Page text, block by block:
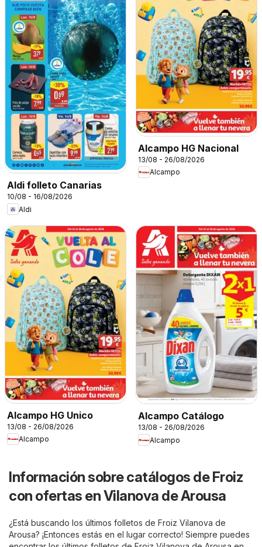
Aldi folleto Canarias
10/08 - 16/08/2026
Aldi
Alcampo HG Nacional
13/08 - 26/08/2026
Alcampo
Alcampo HG Unico
13/08 - 26/08/2026
Alcampo
Alcampo Catálogo
13/08 - 26/08/2026
Alcampo
Información sobre catálogos de Froiz
con ofertas en Vilanova de Arousa
¿Está buscando los últimos folletos de Froiz Vilanova de
Arousa? ¡Entonces estás en el lugar correcto! Siempre puedes